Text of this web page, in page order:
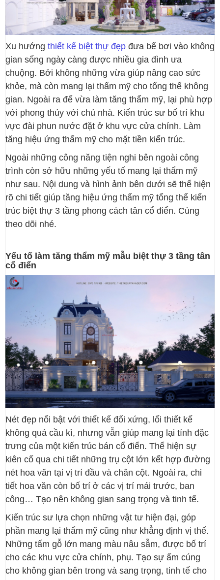
Xu hướng thiết kế biệt thự đẹp đưa bể bơi vào không
gian sống ngày càng được nhiều gia đình ưa
chuộng. Bởi không những vừa giúp nâng cao sức
khỏe, mà còn mang lại thẩm mỹ cho tổng thể không
gian. Ngoài ra để vừa làm tăng thẩm mỹ, lại phù hợp
với phong thủy với chủ nhà. Kiến trúc sư bố trí khu
vực đài phun nước đặt ở khu vực cửa chính. Làm
tăng hiệu ứng thẩm mỹ cho mặt tiền kiến trúc.
Ngoài những công năng tiện nghi bên ngoài công
trình còn sở hữu những yếu tố mang lại thẩm mỹ
như sau. Nội dung và hình ảnh bên dưới sẽ thể hiện
rõ chi tiết giúp tăng hiệu ứng thẩm mỹ tổng thể kiến
trúc biệt thự 3 tầng phong cách tân cổ điển. Cùng
theo dõi nhé.
Yếu tố làm tăng thẩm mỹ mẫu biệt thự 3 tầng tân
cổ điển
Nét đẹp nổi bật với thiết kế đối xứng, lối thiết kế
không quá cầu kì, nhưng vẫn giúp mang lại tính đặc
trưng của một kiến trúc bán cổ điển. Thể hiện sự
kiên cố qua chi tiết những trụ cột lớn kết hợp đường
nét hoa văn tại vị trí đầu và chân cột. Ngoài ra, chi
tiết hoa văn còn bố trí ở các vị trí mái trước, ban
công… Tạo nên không gian sang trọng và tinh tế.
Kiến trúc sư lựa chọn những vật tư hiện đại, góp
phần mang lại thẩm mỹ cũng như khẳng định vị thế.
Những tấm gỗ lớn mang màu nâu sẫm, được bố trí
cho các khu vực cửa chính, phụ. Tạo sự ấm cúng
cho không gian bên trong và sang trọng, tinh tế cho